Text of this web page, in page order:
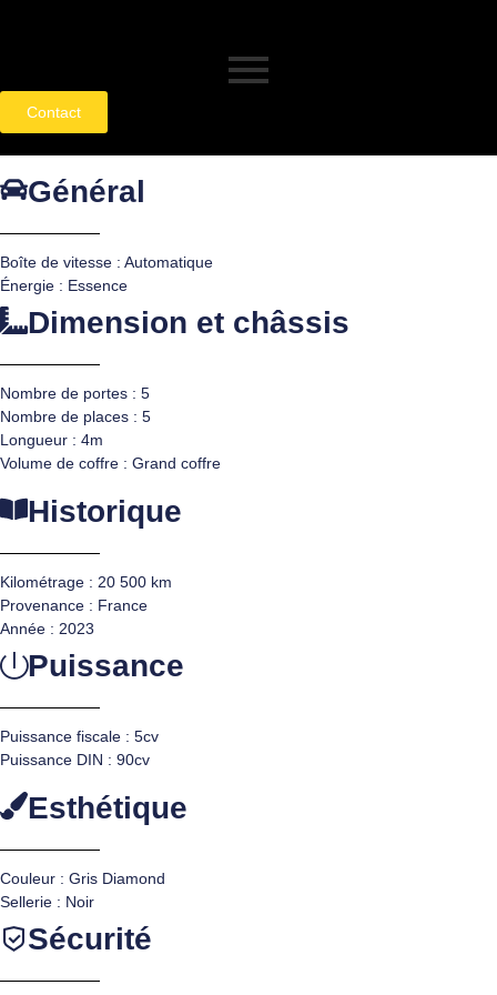
Contact
Général
Boîte de vitesse : Automatique
Énergie : Essence
Dimension et châssis
Nombre de portes : 5
Nombre de places : 5
Longueur : 4m
Volume de coffre : Grand coffre
Historique
Kilométrage : 20 500 km
Provenance : France
Année : 2023
Puissance
Puissance fiscale : 5cv
Puissance DIN : 90cv
Esthétique
Couleur : Gris Diamond
Sellerie : Noir
Sécurité